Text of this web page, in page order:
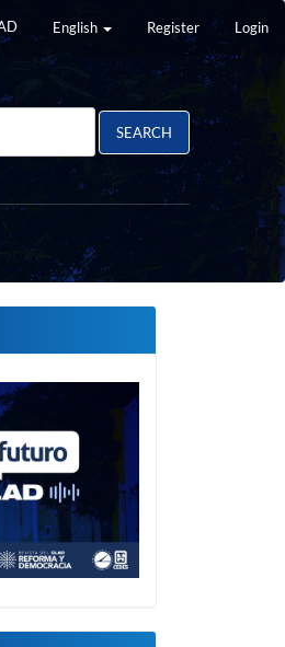
English Register Login
SEARCH